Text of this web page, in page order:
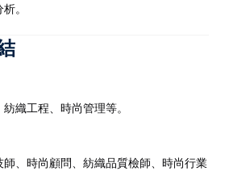
。
織工程、時尚管理等。
、時尚顧問、紡織品質檢師、時尚行業